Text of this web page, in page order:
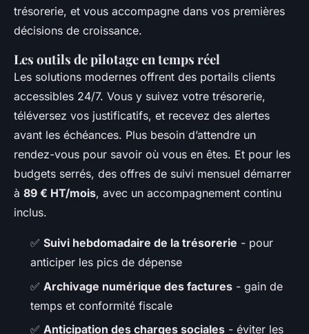
trésorerie, et vous accompagne dans vos premières
décisions de croissance.
Les outils de pilotage en temps réel
Les solutions modernes offrent des portails clients
accessibles 24/7. Vous y suivez votre trésorerie,
téléversez vos justificatifs, et recevez des alertes
avant les échéances. Plus besoin d’attendre un
rendez-vous pour savoir où vous en êtes. Et pour les
budgets serrés, des offres de suivi mensuel démarrer
à 89 € HT/mois, avec un accompagnement continu
inclus.
✅ Suivi hebdomadaire de la trésorerie - pour
anticiper les pics de dépense
✅ Archivage numérique des factures - gain de
temps et conformité fiscale
✅ Anticipation des charges sociales - éviter les